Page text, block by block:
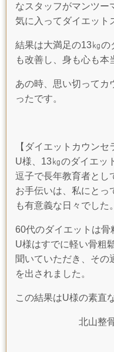
なスタッフがマンツー
気に入ってダイエット
結果は大満足の13㎏の
も改善し、身も心も本
あの時、思い切ってカ
ったです。
【ダイエットカウンセ
U様、13㎏のダイエッ
逗子で長年教育者とし
お手伝いは、私にとっ
も有意義な日々でした。
60代のダイエットは骨
U様はすでに軽い骨粗
聞いていただき、その
を出されました。
この結果はU様の素直
北山整